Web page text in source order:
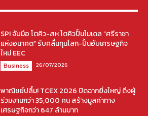
SPI จับมือ โตคิว-สห โตคิวปั้นโมเดล “ศรีราชา
แห่งอนาคต” รับคลื่นทุนโลก-ปั้นฮับเศรษฐกิจ
ใหม่ EEC
Business 26/07/2026
พาณิชย์ปลื้ม! TCEX 2026 ปิดฉากยิ่งใหญ่ ดึงผู้
ร่วมงานกว่า 35,000 คน สร้างมูลค่าทาง
เศรษฐกิจกว่า 647 ล้านบาท